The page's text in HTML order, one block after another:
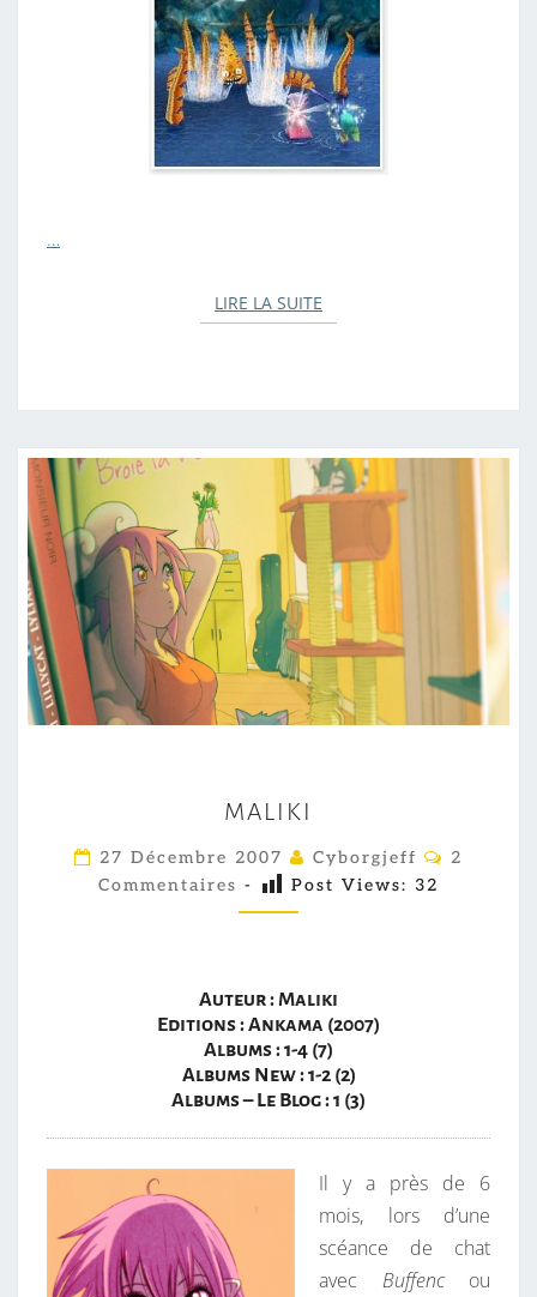
N
E
?
?
…
LIRE LA SUITE
A
L
I
K
MALIKI
27 Décembre 2007 Cyborgjeff
C
2
Commentaires - Post Views: 32
Auteur : Maliki
Editions : Ankama (2007)
Albums : 1-4 (7)
Albums New : 1-2 (2)
Albums – Le Blog : 1 (3)
Il y a près de 6
mois, lors d’une
scéance de chat
avec Buffencou